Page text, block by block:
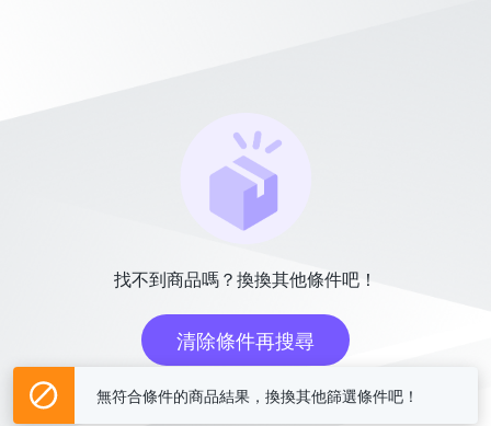
找不到商品嗎？換換其他條件吧！
清除條件再搜尋
或
無符合條件的商品結果，換換其他篩選條件吧！